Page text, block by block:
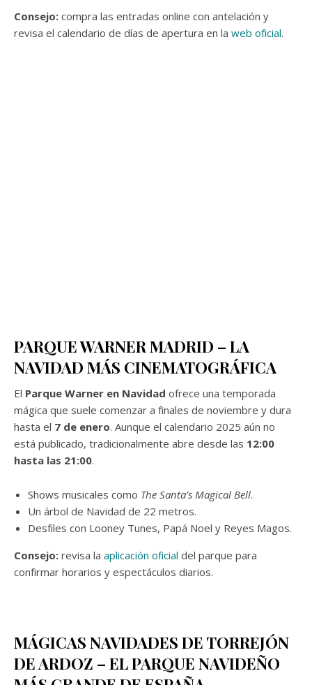
Consejo: compra las entradas online con antelación y
revisa el calendario de días de apertura en la web oficial.
PARQUE WARNER MADRID – LA
NAVIDAD MÁS CINEMATOGRÁFICA
El Parque Warner en Navidad ofrece una temporada
mágica que suele comenzar a finales de noviembre y dura
hasta el 7 de enero. Aunque el calendario 2025 aún no
está publicado, tradicionalmente abre desde las 12:00
hasta las 21:00.
Shows musicales como The Santa’s Magical Bell.
Un árbol de Navidad de 22 metros.
Desfiles con Looney Tunes, Papá Noel y Reyes Magos.
Consejo: revisa la aplicación oficial del parque para
confirmar horarios y espectáculos diarios.
MÁGICAS NAVIDADES DE TORREJÓN
DE ARDOZ – EL PARQUE NAVIDEÑO